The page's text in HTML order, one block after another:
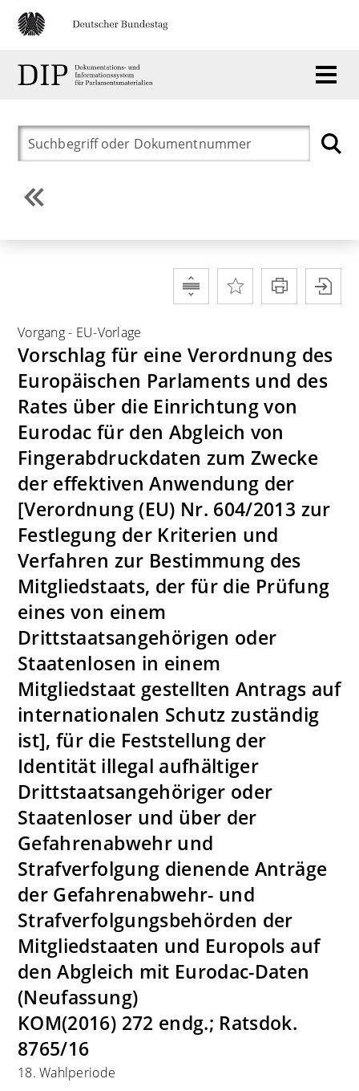
Vorgang- EU-Vorlage
Vorschlag für eine Verordnung des
Europäischen Parlaments und des
Rates über die Einrichtung von
Eurodac für den Abgleich von
Fingerabdruckdaten zum Zwecke
der effektiven Anwendung der
[Verordnung (EU) Nr. 604/2013 zur
Festlegung der Kriterien und
Verfahren zur Bestimmung des
Mitgliedstaats, der für die Prüfung
eines von einem
Drittstaatsangehörigen oder
Staatenlosen in einem
Mitgliedstaat gestellten Antrags auf
internationalen Schutz zuständig
ist], für die Feststellung der
Identität illegal aufhältiger
Drittstaatsangehöriger oder
Staatenloser und über der
Gefahrenabwehr und
Strafverfolgung dienende Anträge
der Gefahrenabwehr- und
Strafverfolgungsbehörden der
Mitgliedstaaten und Europols auf
den Abgleich mit Eurodac-Daten
(Neufassung)
KOM(2016) 272 endg.; Ratsdok.
8765/16
18. Wahlperiode